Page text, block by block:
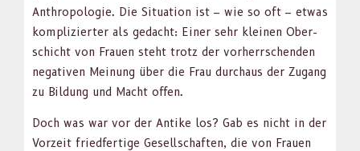
Anthro­polo­gie. Die Sit­u­a­tion ist – wie so oft – etwas
kom­pliziert­er als gedacht: Ein­er sehr kleinen Ober­
schicht von Frauen ste­ht trotz der vorherrschen­den
neg­a­tiv­en Mei­n­ung über die Frau dur­chaus der Zugang
zu Bil­dung und Macht offen.
Doch was war vor der Antike los? Gab es nicht in der
Vorzeit fried­fer­tige Gesellschaften, die von Frauen